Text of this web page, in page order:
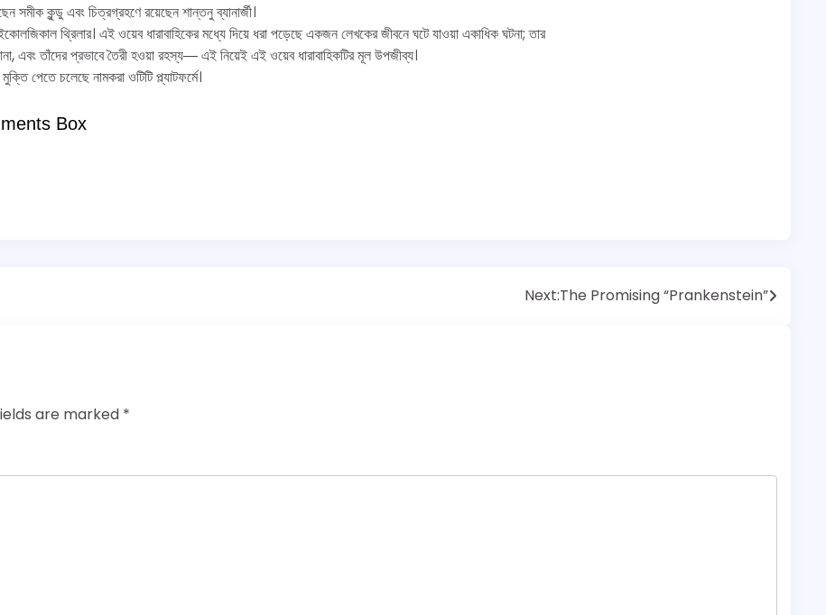
সমীক কুন্ডু এবং চিত্রগ্রহণে রয়েছেন শান্তনু ব্যানার্জী।
থ্রিলার। এই ওয়েব ধারাবাহিকের মধ্যে দিয়ে ধরা পড়েছে একজন লেখকের জীবনে ঘটে যাওয়া একাধিক ঘটনা; তার
এবং তাঁদের প্রভাবে তৈরী হওয়া রহস্য― এই নিয়েই এই ওয়েব ধারাবাহিকটির মূল উপজীব্য।
পেতে চলেছে নামকরা ওটিটি প্ল্যাটফর্মে।
Box
Next:The Promising “Prankenstein”
are marked *